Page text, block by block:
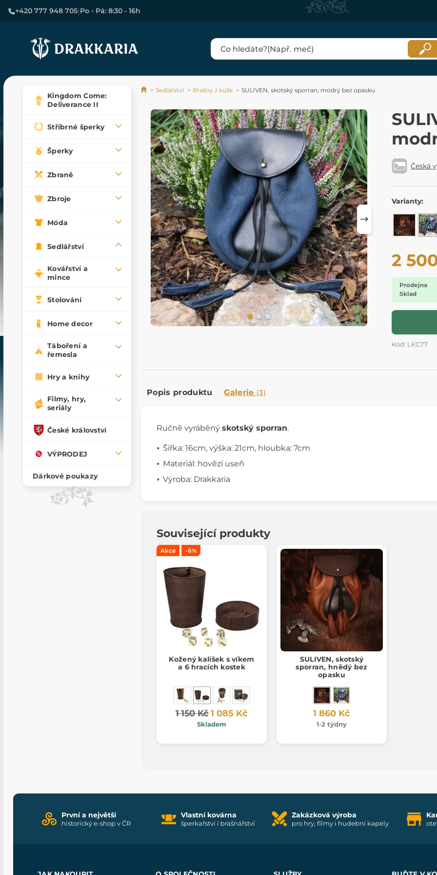
+420 777 948 705|Po - Pá: 8:30 - 16h
Kingdom Come:
Deliverance II
Stříbrné šperky
Šperky
Zbraně
Zbroje
Móda
Sedlářství
Kovářství a
mince
Stolování
Home decor
Táboření a
řemesla
Hry a knihy
Filmy, hry,
seriály
České království
VÝPRODEJ
Dárkové poukazy
Sedlářství Brašny z kůže SULIVEN, skotský sporran, modrý bez opasku
Česká
Varianty:
2
Prodejna
Sklad
Kód: LKC77
Popis produktu Galerie (3)
Ručně vyráběný skotský sporran.
Šířka: 16cm, výška: 21cm, hloubka: 7cm
Materiál: hovězí useň
Výroba: Drakkaria
Související produkty
Akce -6%
Kožený kalíšek s víkem
a 6 hracích kostek
1 150 Kč1 085 Kč
Skladem
SULIVEN, skotský
sporran, hnědý bez
opasku
1 860 Kč
1-2 týdny
První a největší
historický e-shop v ČR
Vlastní kovárna
šperkařství i brašnářství
Zakázková výroba
pro hry, filmy i hudební kapely